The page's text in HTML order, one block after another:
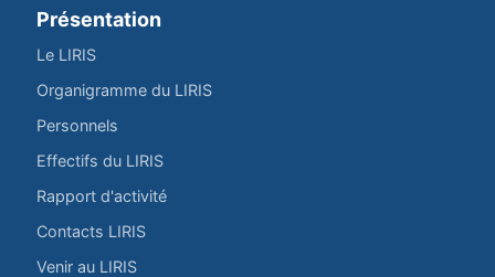
Présentation
Le LIRIS
Organigramme du LIRIS
Personnels
Effectifs du LIRIS
Rapport d'activité
Contacts LIRIS
Venir au LIRIS